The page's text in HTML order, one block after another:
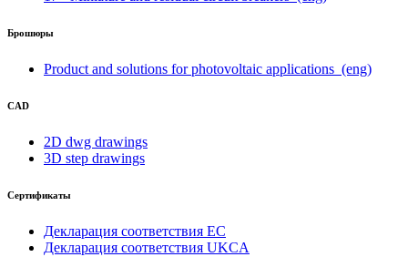
Брошюры
Product and solutions for photovoltaic applications (eng)
CAD
2D dwg drawings
3D step drawings
Сертификаты
Декларация соответствия ЕС
Декларация соответствия UKCA